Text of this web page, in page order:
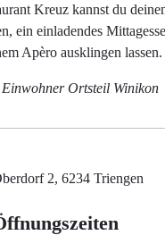
Kreuz kannst du
ein einladendes
Apèro ausklingen lassen.
Ortsteil Winikon
2, 6234 Triengen